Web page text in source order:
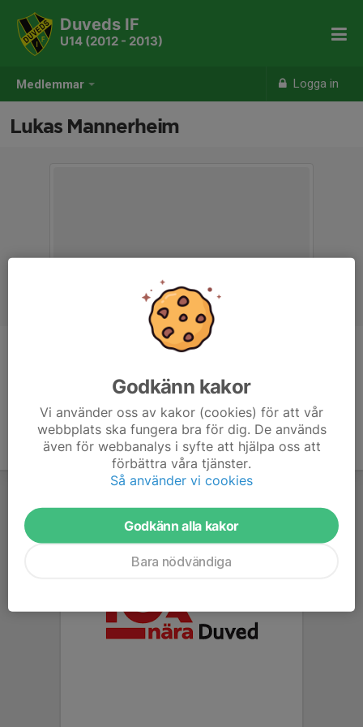
Medlemmar Logga in
Duveds IF
U14 (2012 - 2013)
Lukas Mannerheim
Godkänn kakor
Vi använder oss av kakor (cookies) för att vår
webbplats ska fungera bra för dig. De används
även för webbanalys i syfte att hjälpa oss att
förbättra våra tjänster.
Så använder vi cookies
Godkänn alla kakor
Bara nödvändiga